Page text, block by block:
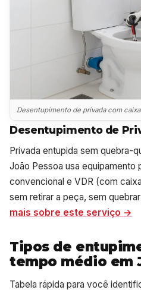
Desentupimento de privada com
Desentupimento de
Privada entupida sem quebra-
João Pessoa usa equipamento
convencional e VDR (com
sem retirar a peça, sem
mais sobre este serviço →
Tipos de
tempo médio em
Tabela rápida para você